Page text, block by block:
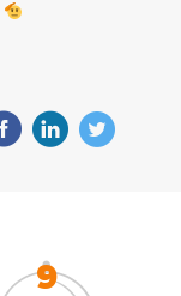
9